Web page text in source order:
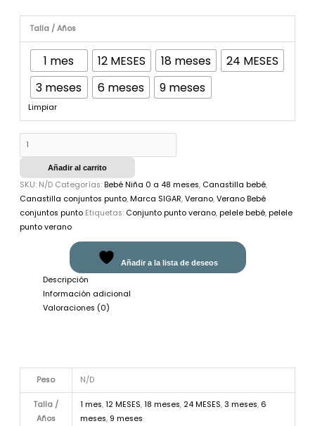
Talla / Años
1 mes 12 MESES 18 meses
24 MESES
3 meses
6 meses 9 meses
Limpiar
Añadir al carrito
SKU: N/D Categorías: Bebé Niña 0 a 48 meses, Canastilla bebé,
Canastilla conjuntos punto, Marca SIGAR, Verano, Verano Bebé
conjuntos punto Etiquetas: Conjunto punto verano, pelele bebé, pelele
punto verano
Añadir a la lista de deseos
Descripción
Información adicional
Valoraciones (0)
Peso N/D
Talla /
Años
1 mes, 12 MESES, 18 meses, 24 MESES, 3 meses, 6
meses, 9 meses